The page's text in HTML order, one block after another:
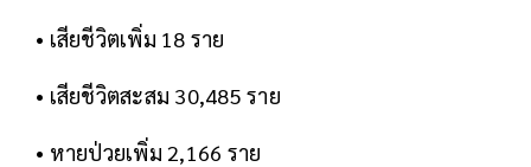
• เสียชีวิตเพิ่ม 18 ราย
• เสียชีวิตสะสม 30,485 ราย
• หายป่วยเพิ่ม 2,166 ราย